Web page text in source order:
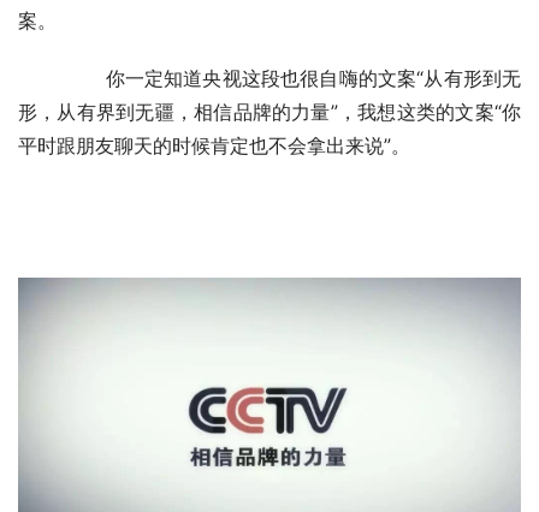
案。
形，从有界到无疆，相信品牌的力量”，我想这类的文案“你
平时跟朋友聊天的时候肯定也不会拿出来说”。